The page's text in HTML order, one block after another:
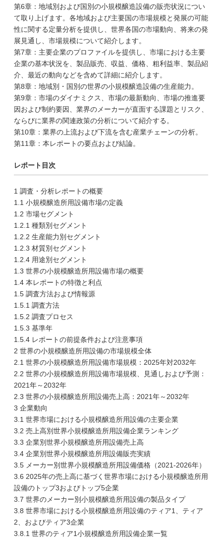
第6章：地域別および国別の小規模醸造設備の販売状況につい
て取り上げます。各地域および主要国の市場規模と発展の可能
性に関する定量分析を提供し、世界各国の市場動向、将来の発
展見通し、市場規模について紹介します。
第7章：主要企業のプロファイルを提供し、市場における主要
企業の基本状況を、製品販売、収益、価格、粗利益率、製品紹
介、最近の動向などを含めて詳細に紹介します。
第8章：地域別・国別の世界の小規模醸造設備の生産能力。
第9章：市場のダイナミクス、市場の最新動向、市場の推進要
因および制約要因、業界のメーカーが直面する課題とリスク、
ならびに業界の関連政策の分析について紹介する。
第10章：業界の上流および下流を含む産業チェーンの分析。
第11章：本レポートの要点および結論。
レポート目次
1 調査・分析レポートの概要
1.1 小規模醸造所用設備市場の定義
1.2 市場セグメント
1.2.1 種類別セグメント
1.2.2 生産能力別セグメント
1.2.3 材質別セグメント
1.2.4 用途別セグメント
1.3 世界の小規模醸造所用設備市場の概要
1.4 本レポートの特徴と利点
1.5 調査方法および情報源
1.5.1 調査方法
1.5.2 調査プロセス
1.5.3 基準年
1.5.4 レポートの前提条件および注意事項
2 世界の小規模醸造所用設備の市場規模全体
2.1 世界の小規模醸造所用設備市場規模：2025年対2032年
2.2 世界の小規模醸造所用設備市場規模、見通しおよび予測：
2021年～2032年
2.3 世界の小規模醸造所用設備売上高：2021年～2032年
3 企業動向
3.1 世界市場における小規模醸造所用設備の主要企業
3.2 売上高別世界小規模醸造所用設備企業ランキング
3.3 企業別世界小規模醸造所用設備売上高
3.4 企業別世界小規模醸造所用設備販売実績
3.5 メーカー別世界小規模醸造所用設備価格（2021-2026年）
3.6 2025年の売上高に基づく世界市場における小規模醸造所用
設備のトップ3およびトップ5企業
3.7 世界のメーカー別小規模醸造所用設備の製品タイプ
3.8 世界市場における小規模醸造所用設備のティア1、ティア
2、およびティア3企業
3.8.1 世界のティア1小規模醸造所用設備企業一覧